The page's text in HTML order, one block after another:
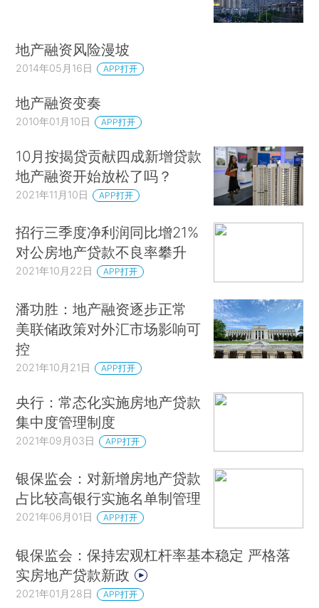
地产融资风险漫坡
2014年05月16日 APP打开
地产融资变奏
2010年01月10日 APP打开
10月按揭贷贡献四成新增贷款
地产融资开始放松了吗？
2021年11月10日 APP打开
招行三季度净利润同比增21%
对公房地产贷款不良率攀升
2021年10月22日 APP打开
潘功胜：地产融资逐步正常
美联储政策对外汇市场影响可
控
2021年10月21日 APP打开
央行：常态化实施房地产贷款
集中度管理制度
2021年09月03日 APP打开
银保监会：对新增房地产贷款
占比较高银行实施名单制管理
2021年06月01日 APP打开
银保监会：保持宏观杠杆率基本稳定 严格落
实房地产贷款新政
2021年01月28日 APP打开